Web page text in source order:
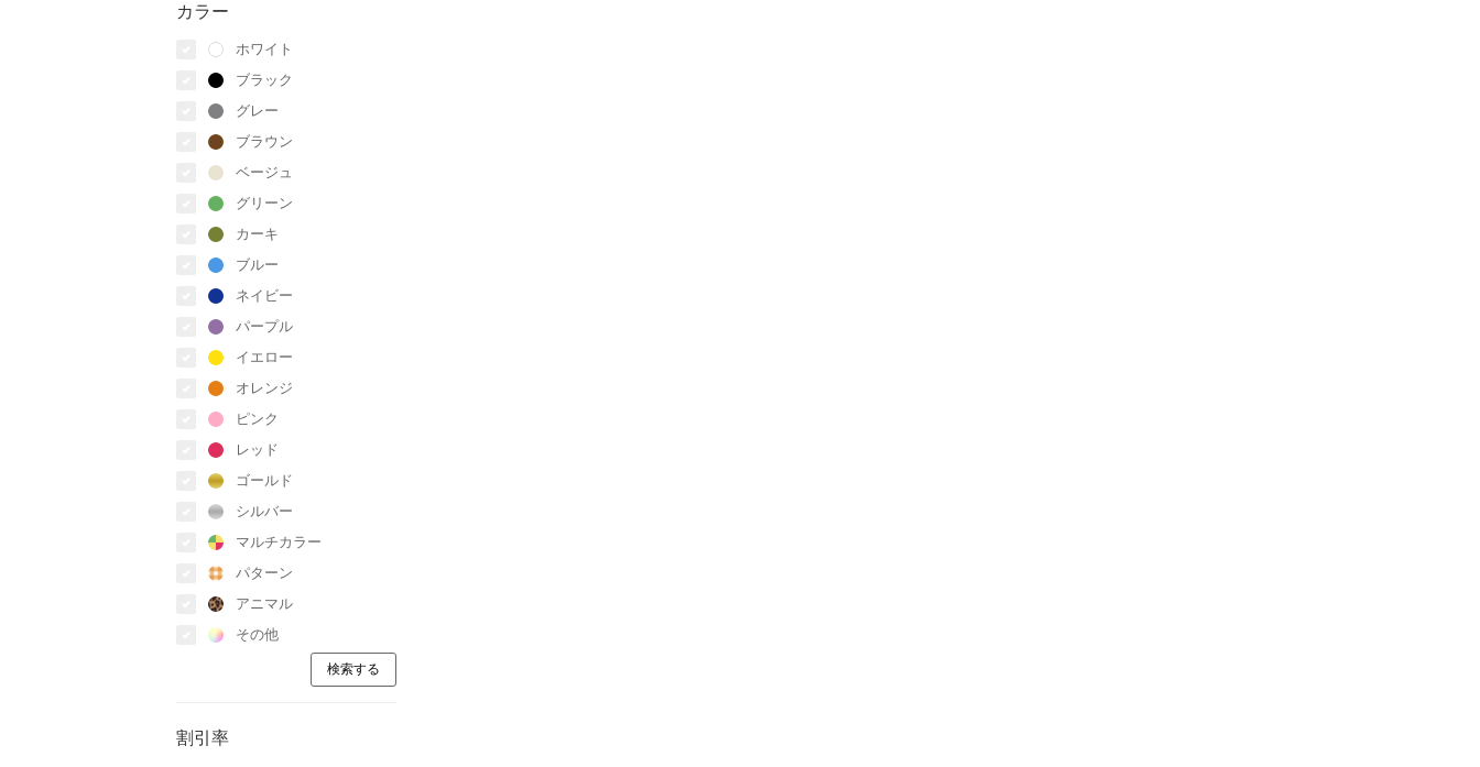
カラー
ホワイト
ブラック
グレー
ブラウン
ベージュ
グリーン
カーキ
ブルー
ネイビー
パープル
イエロー
オレンジ
ピンク
レッド
ゴールド
シルバー
マルチカラー
パターン
アニマル
その他
割引率